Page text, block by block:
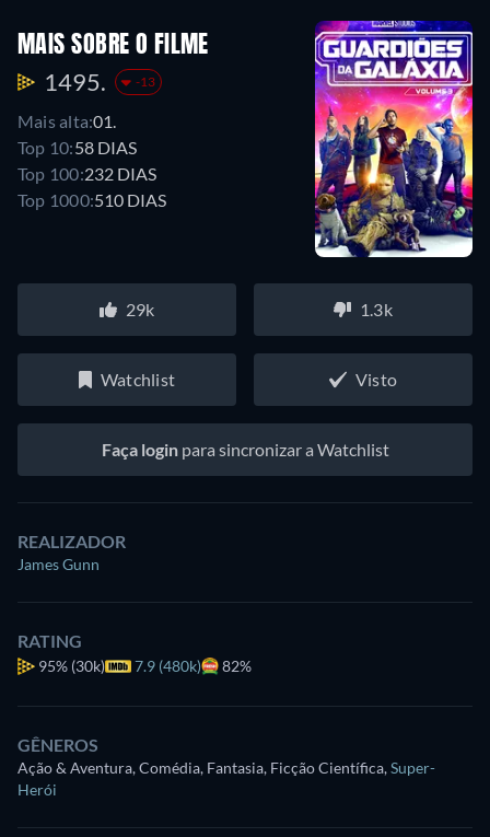
MAIS SOBRE O FILME
1495. -13
Mais alta:01.
Top 10:58 DIAS
Top 100:232 DIAS
Top 1000:510 DIAS
29k 1.3k
Watchlist Visto
Faça loginpara sincronizar a Watchlist
REALIZADOR
James Gunn
RATING
95% (30k) 7.9 (480k) 82%
GÊNEROS
Ação & Aventura, Comédia, Fantasia, Ficção Científica,Super-
Herói